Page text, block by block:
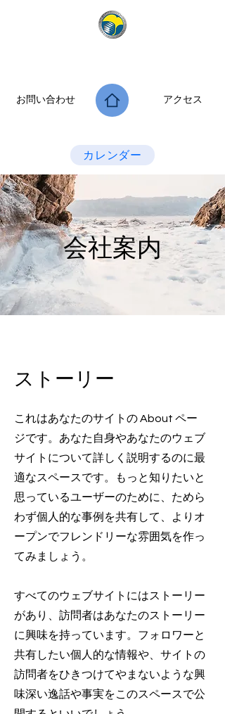
お問い合わせ アクセス
カレンダー
会社案内
ストーリー
これはあなたのサイトの About ペー
ジです。あなた自身やあなたのウェブ
サイトについて詳しく説明するのに最
適なスペースです。もっと知りたいと
思っているユーザーのために、ためら
わず個人的な事例を共有して、よりオ
ープンでフレンドリーな雰囲気を作っ
てみましょう。
すべてのウェブサイトにはストーリー
があり、訪問者はあなたのストーリー
に興味を持っています。フォロワーと
共有したい個人的な情報や、サイトの
訪問者をひきつけてやまないような興
味深い逸話や事実をこのスペースで公